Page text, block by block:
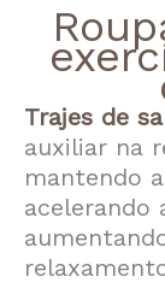
Trajes de
auxiliar na
mantendo
acelerando